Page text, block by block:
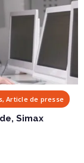
Article de presse
Simax